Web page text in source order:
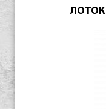
ЛОТОК